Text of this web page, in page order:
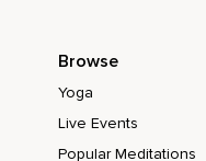
Browse
Yoga
Live Events
Popular Meditations